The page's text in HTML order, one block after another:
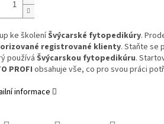
ke školeníŠvýcarské fytopedikúry.
registrované klienty. Staňte se
používáŠvýcarskou fytopedikúru.
PROFI obsahuje vše, co pro svou práci
informace